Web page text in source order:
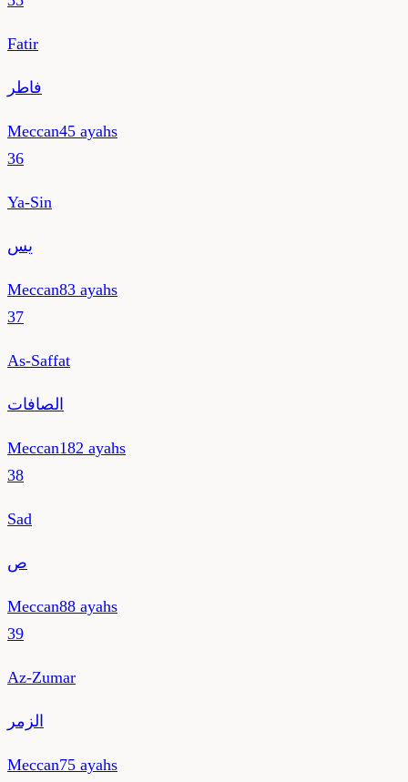
Fatir
فاطر
Meccan45 ayahs
36
Ya-Sin
يس
Meccan83 ayahs
37
As-Saffat
الصافات
Meccan182 ayahs
38
Sad
ص
Meccan88 ayahs
39
Az-Zumar
الزمر
Meccan75 ayahs